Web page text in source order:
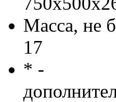
Масса, не
17
* -